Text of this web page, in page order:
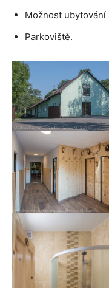
Možnost ubytování
Parkoviště.